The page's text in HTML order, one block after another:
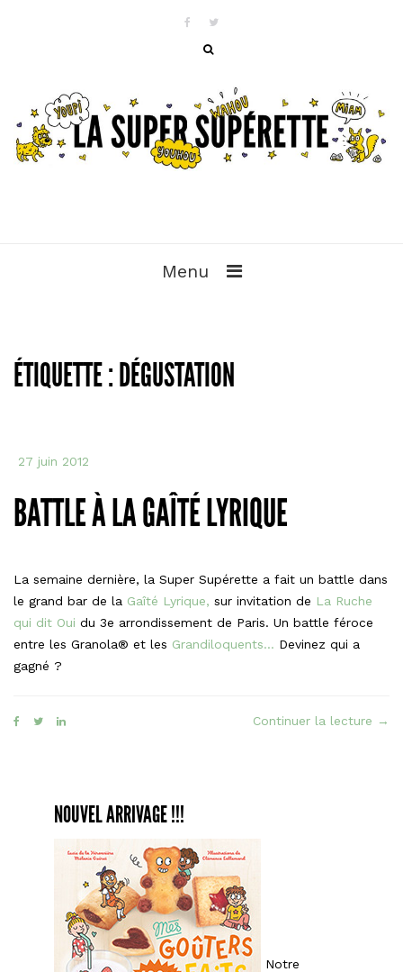
Menu
ÉTIQUETTE : DÉGUSTATION
27 juin 2012
BATTLE À LA GAÎTÉ LYRIQUE
La semaine dernière, la Super Supérette a fait un battle dans
le grand bar de la Gaîté Lyrique, sur invitation de La Ruche
qui dit Oui du 3e arrondissement de Paris. Un battle féroce
entre les Granola® et les Grandiloquents… Devinez qui a
gagné ?
Continuer la lecture «
→
NOUVEL ARRIVAGE !!!
Notre